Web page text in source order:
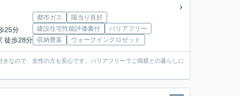
25分
徒歩28分
都市ガス
陽当り良好
建設住宅性能評価書付
バリアフリー
収納豊富
ウォークインクロゼット
なので、女性の方も安心です。バリアフリーでご両親との暮らしに